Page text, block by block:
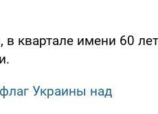
в квартале имени 60 лет
Украины над